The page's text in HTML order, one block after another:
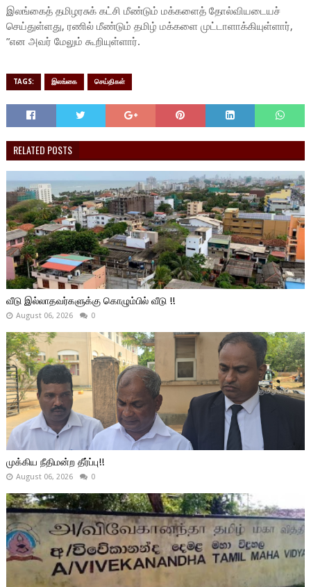
இலங்கைத் தமிழரசுக் கட்சி மீண்டும் மக்களைத் தோல்வியடையச்
செய்துள்ளது, ரணில் மீண்டும் தமிழ் மக்களை முட்டாளாக்கியுள்ளார்,
”என அவர் மேலும் கூறியுள்ளார்.
TAGS: இலங்கை செய்திகள்
RELATED POSTS
வீடு இல்லாதவர்களுக்கு கொழும்பில் வீடு !!
August 06, 2026 0
முக்கிய நீதிமன்ற தீர்ப்பு!!
August 06, 2026 0